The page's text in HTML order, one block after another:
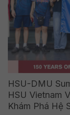
HSU-DMU
HSU Vietnam
Khám Phá Hệ